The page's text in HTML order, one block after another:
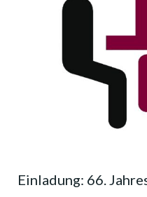
Einladung: 66.